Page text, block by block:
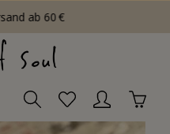
ab 60 €